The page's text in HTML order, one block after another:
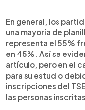
En general, los
una mayoría de
representa el 55%
en 45%. Así se
artículo, pero en el
para su estudio
inscripciones del
las personas